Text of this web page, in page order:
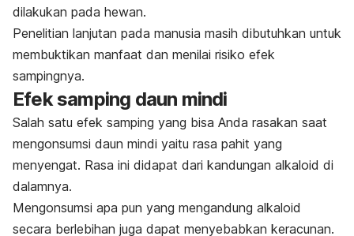
dilakukan pada hewan.
Penelitian lanjutan pada manusia masih dibutuhkan untuk
membuktikan manfaat dan menilai risiko efek
sampingnya.
Efek samping daun mindi
Salah satu efek samping yang bisa Anda rasakan saat
mengonsumsi daun mindi yaitu rasa pahit yang
menyengat. Rasa ini didapat dari kandungan alkaloid di
dalamnya.
Mengonsumsi apa pun yang mengandung alkaloid
secara berlebihan juga dapat menyebabkan keracunan.